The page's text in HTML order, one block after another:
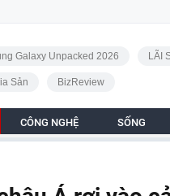
Galaxy Unpacked 2026 LÃI
Sản BizReview
CÔNG NGHỆ SỐNG